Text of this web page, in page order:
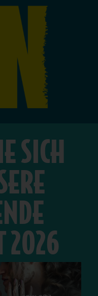
SICH
2026